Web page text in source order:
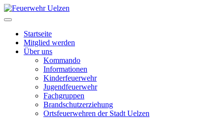
Startseite
Mitglied werden
Über uns
Kommando
Informationen
Kinderfeuerwehr
Jugendfeuerwehr
Fachgruppen
Brandschutzerziehung
Ortsfeuerwehren der Stadt Uelzen